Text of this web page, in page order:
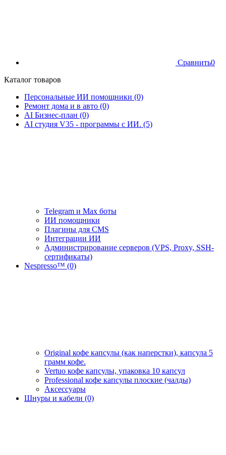
Сравнить0
Каталог товаров
Персональные ИИ помощники (0)
Ремонт дома и в авто (0)
AI Бизнес-план (0)
AI студия V35 - программы с ИИ. (5)
Telegram и Max боты
ИИ помощники
Плагины для CMS
Интеграции ИИ
Администрирование серверов (VPS, Proxy, SSH-
сертификаты)
Nespresso™ (0)
Original кофе капсулы (как наперстки), капсула 5
грамм кофе.
Vertuo кофе капсулы, упаковка 10 капсул
Professional кофе капсулы плоские (чалды)
Аксессуары
Шнуры и кабели (0)